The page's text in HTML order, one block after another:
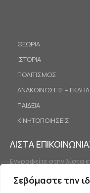
Σεβόμαστε την
ΘΕΩΡΙΑ
ΙΣΤΟΡΙΑ
ΠΟΛΙΤΙΣΜΟΣ
ΑΝΑΚΟΙΝΩΣΕΙΣ –
ΠΑΙΔΕΙΑ
ΚΙΝΗΤΟΠΟΙΗΣΕΙΣ
ΛΙΣΤΑ
Εγγραφείτε στην λίστα